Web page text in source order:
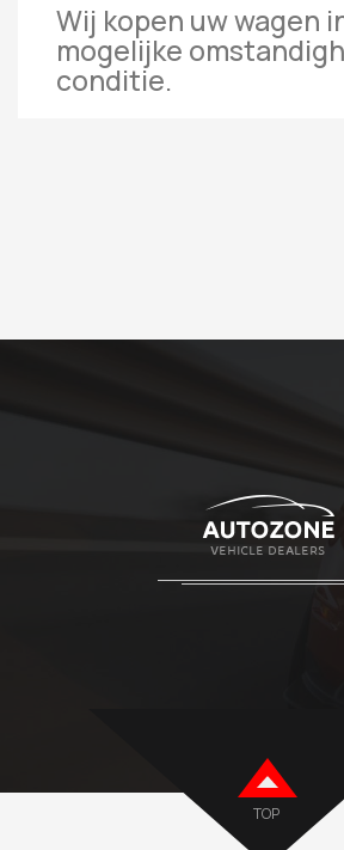
Wij kopen uw wagen
mogelijke
conditie.
TOP